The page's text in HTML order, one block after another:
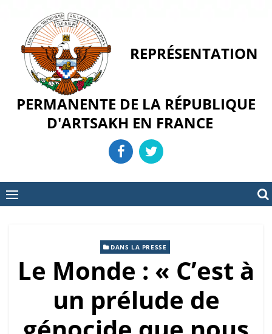
content
REPRÉSENTATION
PERMANENTE DE LA RÉPUBLIQUE
D'ARTSAKH EN FRANCE
DANS LA PRESSE
Le Monde : « C’est à
un prélude de